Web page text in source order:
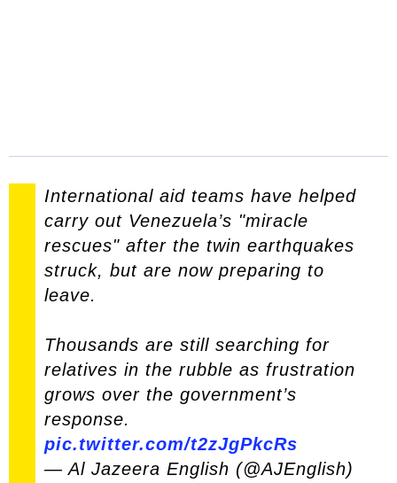
International aid teams have helped
carry out Venezuela’s "miracle
rescues" after the twin earthquakes
struck, but are now preparing to
leave.
Thousands are still searching for
relatives in the rubble as frustration
grows over the government’s
response.
pic.twitter.com/t2zJgPkcRs
— Al Jazeera English (@AJEnglish)